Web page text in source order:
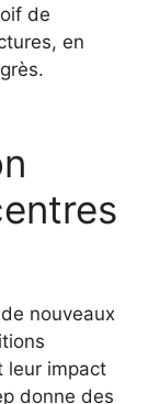
de
en
nouveaux
leur impact
donne des